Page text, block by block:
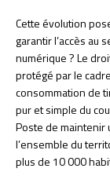
Cette évolution
garantir l’accès au
numérique ? Le
protégé par le
consommation de
pur et simple du
Poste de maintenir
l’ensemble du
plus de 10 000